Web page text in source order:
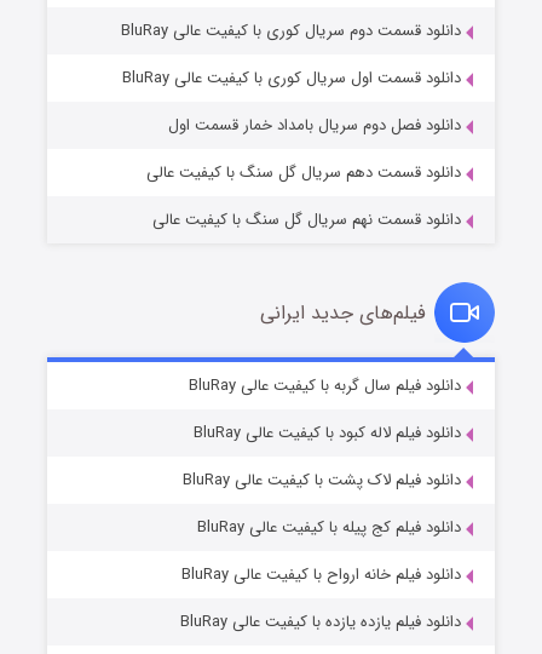
مردگان متحرک: شهر مرده ۳
قسمت۲ (زیرنویس) منتشر شد
قسمت۷ (زیرنویس) منتشر شد
دانلود قسمت دوم سریال کوری با کیفیت عالی BluRay
دانلود قسمت اول سریال کوری با کیفیت عالی BluRay
دانلود فصل دوم سریال بامداد خمار قسمت اول
دانلود قسمت دهم سریال گل سنگ با کیفیت عالی
دانلود قسمت نهم سریال گل سنگ با کیفیت عالی
فیلم‌های جدید ایرانی
دانلود فیلم سال گربه با کیفیت عالی BluRay
دانلود فیلم لاله کبود با کیفیت عالی BluRay
دانلود فیلم لاک پشت با کیفیت عالی BluRay
دانلود فیلم کج‌ پیله با کیفیت عالی BluRay
دانلود فیلم خانه ارواح با کیفیت عالی BluRay
دانلود فیلم یازده یازده با کیفیت عالی BluRay